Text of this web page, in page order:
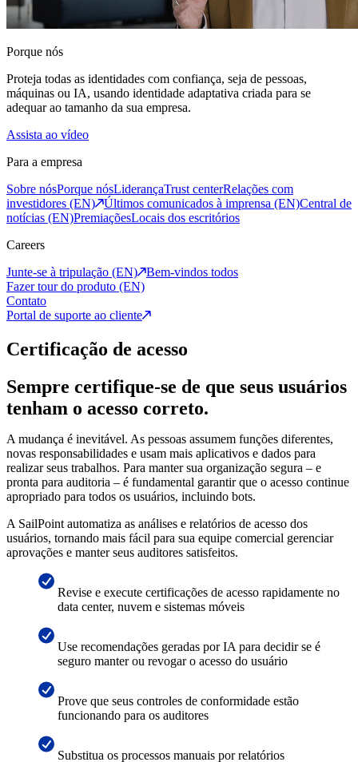
Porque nós
Proteja todas as identidades com confiança, seja de pessoas,
máquinas ou IA, usando identidade adaptativa criada para se
adequar ao tamanho da sua empresa.
Assista ao vídeo
Para a empresa
Sobre nósPorque nósLiderançaTrust centerRelações com
investidores (EN)
Últimos comunicados à imprensa (EN)Central de
notícias (EN)PremiaçõesLocais dos escritórios
Careers
Junte-se à tripulação (EN)
Bem-vindos todos
Fazer tour do produto (EN)
Contato
Portal de suporte ao cliente
Certificação de acesso
Sempre certifique-se de que seus usuários
tenham o acesso correto.
A mudança é inevitável. As pessoas assumem funções diferentes,
novas responsabilidades e usam mais aplicativos e dados para
realizar seus trabalhos. Para manter sua organização segura – e
pronta para auditoria – é fundamental garantir que o acesso continue
apropriado para todos os usuários, incluindo bots.
A SailPoint automatiza as análises e relatórios de acesso dos
usuários, tornando mais fácil para sua equipe comercial gerenciar
aprovações e manter seus auditores satisfeitos.
Revise e execute certificações de acesso rapidamente no
data center, nuvem e sistemas móveis
Use recomendações geradas por IA para decidir se é
seguro manter ou revogar o acesso do usuário
Prove que seus controles de conformidade estão
funcionando para os auditores
Substitua os processos manuais por relatórios